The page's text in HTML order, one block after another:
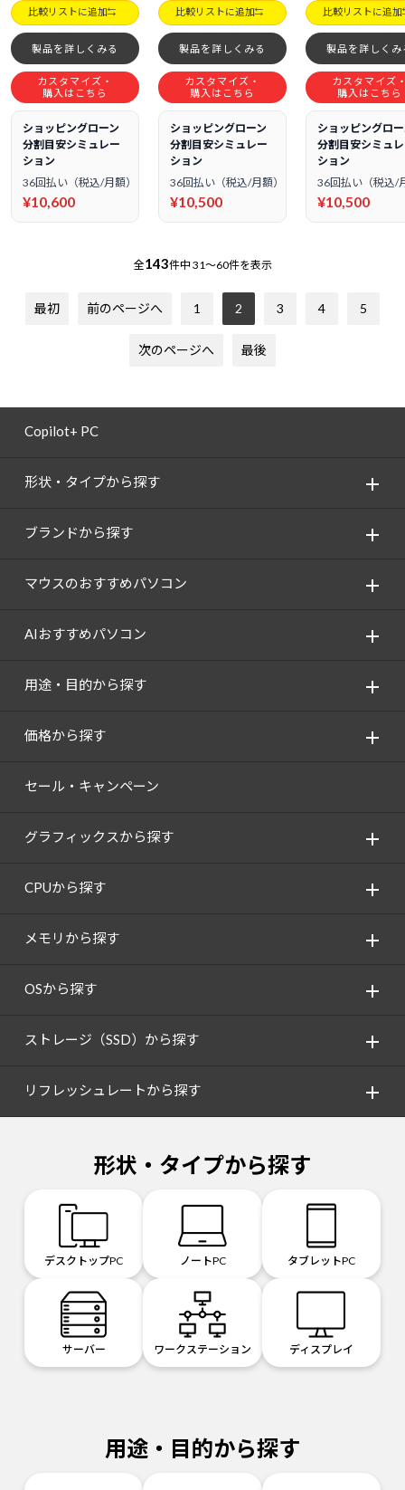
比較リストに追加
製品を詳しくみる
カスタマイズ・
購入はこちら
ショッピングローン
分割目安シミュレー
ション
36回払い（税込/月額）
¥10,600
比較リストに追加
製品を詳しくみる
カスタマイズ・
購入はこちら
ショッピングローン
分割目安シミュレー
ション
36回払い（税込/月額）
¥10,500
比較リストに追加
製品を詳しくみ
カスタマイズ
購入はこちら
ショッピングロ
分割目安シミュ
ション
36回払い（税込/
¥10,500
全143件中 31～60件を表示
最初 前のページへ 1 2 3 4 5
次のページへ 最後
Copilot+ PC
形状・タイプから探す
ブランドから探す
マウスのおすすめパソコン
AIおすすめパソコン
用途・目的から探す
価格から探す
セール・キャンペーン
グラフィックスから探す
CPUから探す
メモリから探す
OSから探す
ストレージ（SSD）から探す
リフレッシュレートから探す
形状・タイプから探す
デスクトップPC ノートPC タブレットPC
サーバー ワークステーション ディスプレイ
用途・目的から探す